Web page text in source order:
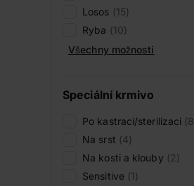
Losos (15)
Ryba (10)
Všechny možnosti
Speciální krmivo
Po kastraci/sterilizaci
Na srst (4)
Na kosti a klouby (2)
Sensitive (1)